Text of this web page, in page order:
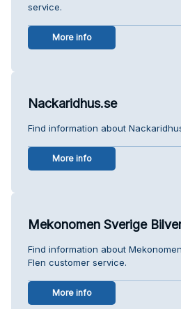
service.
More info
Nackaridhus.se
Find information about
More info
Mekonomen Sverige
Find information about
Flen customer service.
More info